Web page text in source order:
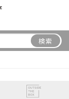
検索
検索